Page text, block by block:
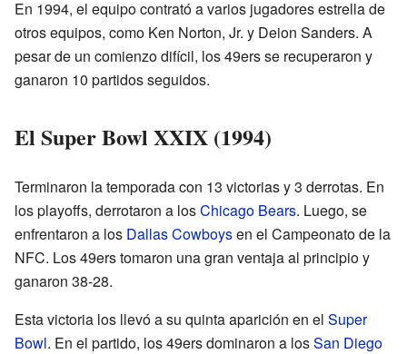
En 1994, el equipo contrató a varios jugadores estrella de
otros equipos, como Ken Norton, Jr. y Deion Sanders. A
pesar de un comienzo difícil, los 49ers se recuperaron y
ganaron 10 partidos seguidos.
El Super Bowl XXIX (1994)
Terminaron la temporada con 13 victorias y 3 derrotas. En
los playoffs, derrotaron a losChicago Bears. Luego, se
enfrentaron a los Dallas Cowboysen el Campeonato de la
NFC. Los 49ers tomaron una gran ventaja al principio y
ganaron 38-28.
Esta victoria los llevó a su quinta aparición en el Super
Bowl. En el partido, los 49ers dominaron a losSan Diego